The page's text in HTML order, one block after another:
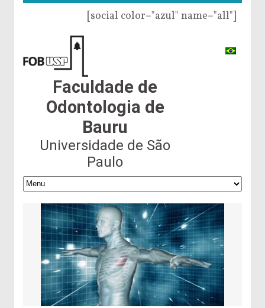
[social color="azul" name="all"]
Faculdade de
Odontologia de
Bauru
Universidade de São
Paulo